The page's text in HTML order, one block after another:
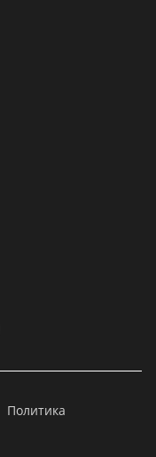
Политика